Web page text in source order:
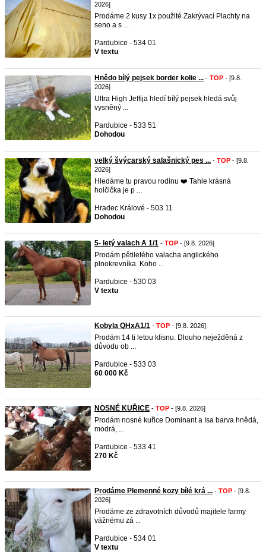
2026]
Prodáme 2 kusy 1x použité Zakrývací Plachty na
seno a s ...
Pardubice - 534 01
V textu
Hnědo bílý pejsek border kolie ... - TOP - [9.8.
2026]
Ultra High Jeffija hledí bílý pejsek hledá svůj
vysněný ...
Pardubice - 533 51
Dohodou
velký švýcarský salašnický pes ... - TOP - [9.8.
2026]
Hledáme tu pravou rodinu ❤️ Tahle krásná
holčička je p ...
Hradec Králové - 503 11
Dohodou
5- letý valach A 1/1 - TOP - [9.8. 2026]
Prodám pětiletého valacha anglického
plnokrevníka. Koho ...
Pardubice - 530 03
V textu
Kobyla QHxA1/1 - TOP - [9.8. 2026]
Prodám 14 ti letou klisnu. Dlouho neježděná z
důvodu ob ...
Pardubice - 533 03
60 000 Kč
NOSNÉ KUŘICE - TOP - [9.8. 2026]
Prodám nosné kuřice Dominant a Isa barva hnědá,
modrá, ...
Pardubice - 533 41
270 Kč
Prodáme Plemenné kozy bílé krá ... - TOP - [9.8.
2026]
Prodáme ze zdravotních důvodů majitele farmy
vážnému zá ...
Pardubice - 534 01
V textu